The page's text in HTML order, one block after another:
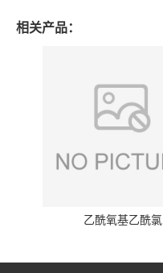
相关产品：
乙酰氧基乙酰氯